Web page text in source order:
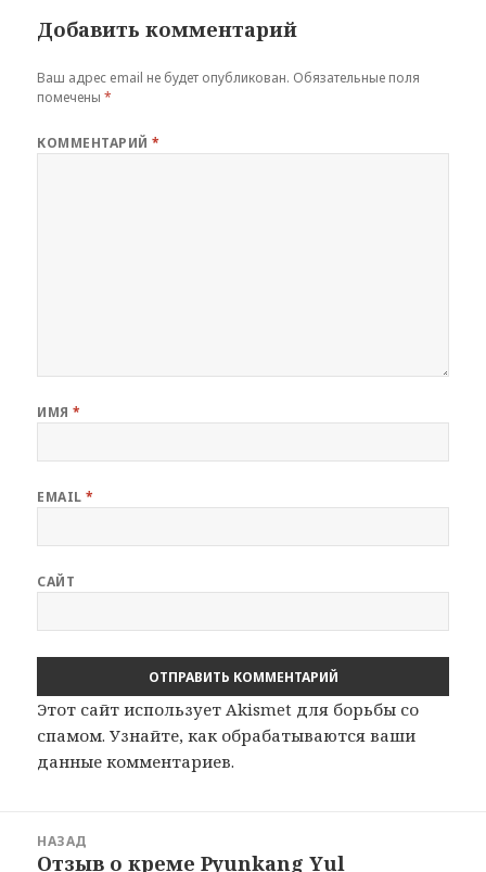
Добавить комментарий
Ваш адрес email не будет опубликован. Обязательные поля
помечены*
КОММЕНТАРИЙ*
ИМЯ*
EMAIL*
САЙТ
Этот сайт использует Akismet для борьбы со
спамом.Узнайте, как обрабатываются ваши
данные комментариев.
НАЗАД
Предыдущая
Отзыв о креме Pyunkang Yul